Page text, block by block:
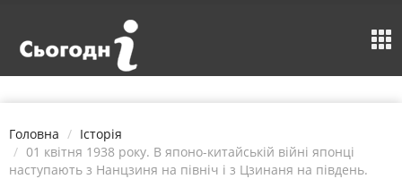
Головна
Історія
01 квітня 1938 року. В японо-китайській війні японці
наступають з Нанцзиня на північ і з Цзинаня на південь.